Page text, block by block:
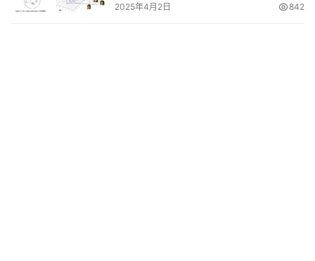
2025年4月2日 842